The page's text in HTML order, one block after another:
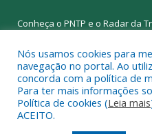
Conheça o PNTP e o Radar da
Todos os direitos
Nós usamos cookies para
navegação no portal. Ao
concorda com a política de
Para ter mais informações
Política de cookies (Leia mais
ACEITO.